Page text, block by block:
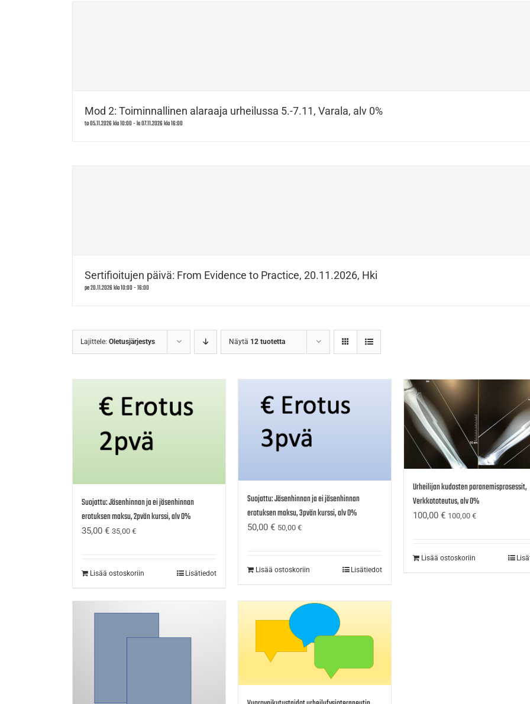
Mod 2: Toiminnallinen alaraaja urheilussa 5.-7.11, Varala, alv 0%
to 05.11.2026 klo 10:00-la 07.11.2026 klo 16:00
Sertifioitujen päivä: From Evidence to Practice, 20.11.2026, Hki
pe 20.11.2026 klo 10:00-16:00
Lajittele: Oletusjärjestys Näytä 12 tuotetta
Suojattu: Jäsenhinnan ja ei jäsenhinnan
erotuksen maksu, 2pvän kurssi, alv 0%
35,00 € 35,00 €
Lisää ostoskoriin Lisätiedot
Suojattu: Jäsenhinnan ja ei jäsenhinnan
erotuksen maksu, 3pvän kurssi, alv 0%
50,00 € 50,00 €
Lisää ostoskoriin Lisätiedot
Urheilijan kudosten paranemisprosessit,
Verkkototeutus, alv 0%
100,00 € 100,00 €
Lisää ostoskoriin